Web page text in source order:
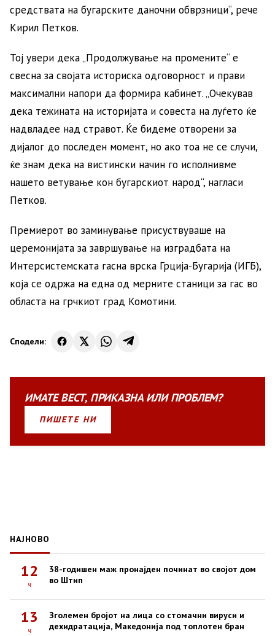
средствата на бугарските даночни обврзници“, рече
Кирил Петков.
Тој увери дека „Продолжување на промените“ е
свесна за својата историска одговорност и прави
максимални напори да формира кабинет. „Очекував
дека тежината на историјата и совеста на луѓето ќе
надвладее над стравот. Ќе бидеме отворени за
дијалог до последен момент, но ако тоа не се случи,
ќе знам дека на вистински начин го исполнивме
нашето ветување кон бугарскиот народ“, нагласи
Петков.
Премиерот во заминување присуствуваше на
церемонијата за завршување на изградбата на
Интерсистемската гасна врска Грција-Бугарија (ИГБ),
која се одржа на една од мерните станици за гас во
областа на грчкиот град Комотини.
Сподели:
ИМАТЕВЕСТ, ПРИКАЗНАИЛИПРОБЛЕМ?
ПИШЕТЕ НИ
НАЈНОВО
12
ч
38-годишен маж пронајден починат во својот дом
во Штип
13
ч
Зголемен бројот на лица со стомачни вируси и
дехидратација, Македонија под топлотен бран